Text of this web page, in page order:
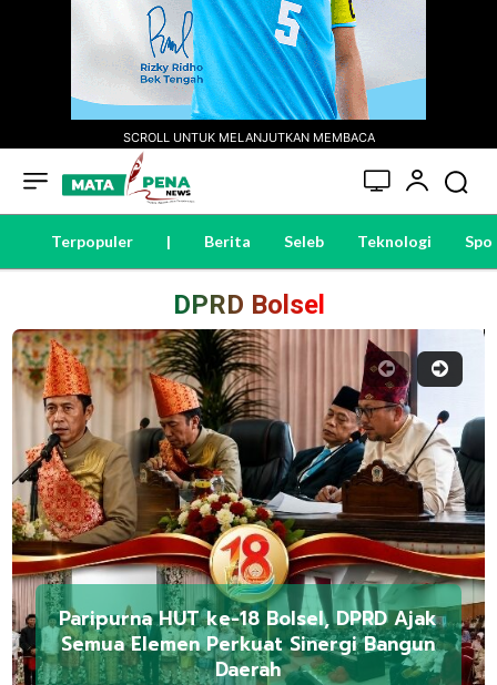
SCROLL UNTUK MELANJUTKAN MEMBACA
Terpopuler | Berita Seleb Teknologi
DPRD Bolsel
Paripurna HUT ke-18 Bolsel, DPRD Ajak
Semua Elemen Perkuat Sinergi Bangun
Daerah